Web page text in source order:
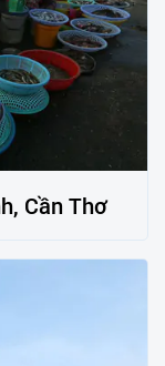
Cần Thơ